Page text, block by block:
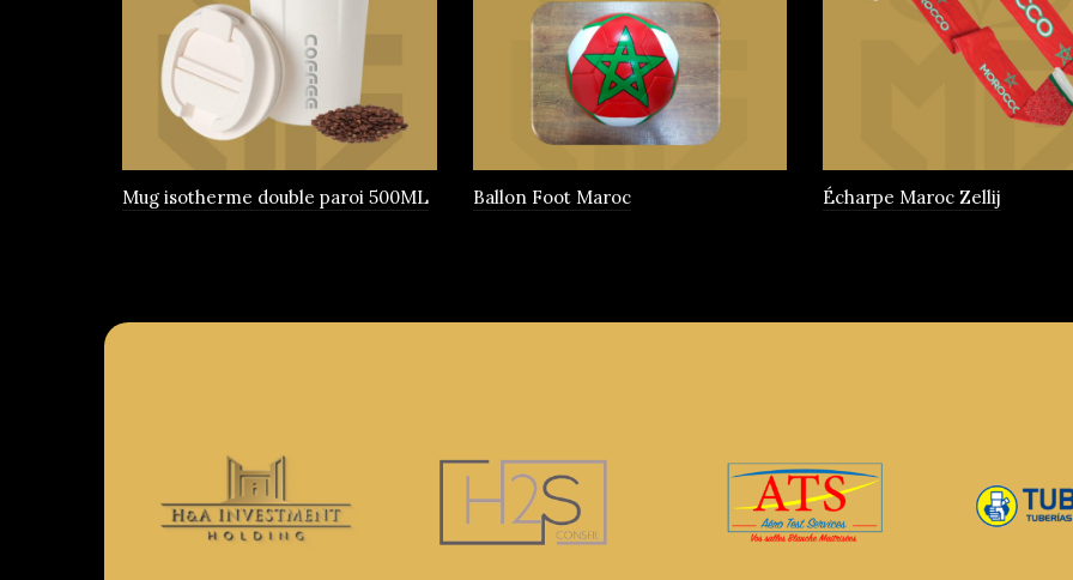
choisies
produit
Mug isotherme double paroi 500ML Ballon Foot Maroc Écharpe Maroc Zellij